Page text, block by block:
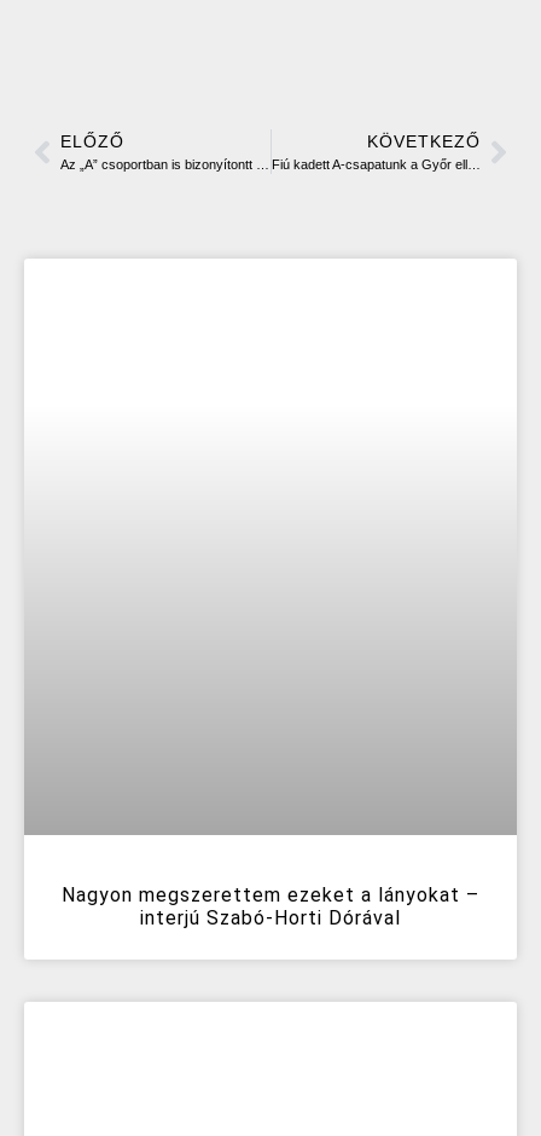
ELŐZŐ KÖVETKEZŐ
Nagyon megszerettem ezeket a lányokat –
interjú Szabó-Horti Dórával